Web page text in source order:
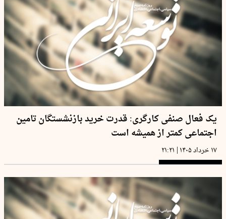
یک فعال صنفی کارگری: قدرت خرید بازنشستگان تامین
اجتماعی کمتر از همیشه است
۱۷ خرداد ۱۴۰۵ | ۲۱:۲۱